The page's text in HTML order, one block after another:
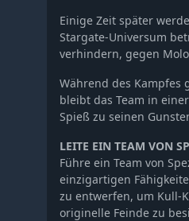
Einige Zeit später
Stargate-Universum
verhindern, gegen
Während des Kampfes
bleibt das Team in
Spieß zu seinen
LEITE EIN TEAM VON
Führe ein Team von
einzigartigen
zu entwerfen, um Kull-
originelle Feinde zu